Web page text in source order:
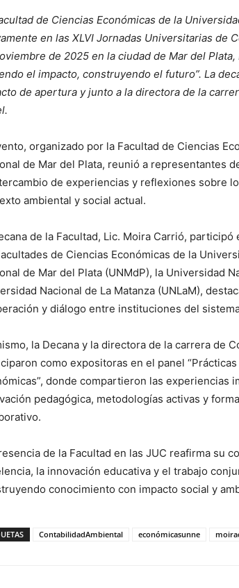
de Ciencias Económicas de la
en las XLVI Jornadas Universitarias de
de 2025 en la ciudad de Mar del
el impacto, construyendo el futuro”. La
de apertura y junto a la directora de la
organizado por la Facultad de Ciencias
de Mar del Plata, reunió a representantes
de experiencias y reflexiones sobre
ambiental y social actual.
de la Facultad, Lic. Moira Carrió,
de Ciencias Económicas de la
de Mar del Plata (UNMdP), la Universidad
Nacional de La Matanza (UNLaM),
y diálogo entre instituciones del
la Decana y la directora de la carrera de
como expositoras en el panel
donde compartieron las experiencias
pedagógica, metodologías activas y
de la Facultad en las JUC reafirma su
la innovación educativa y el trabajo
conocimiento con impacto social y
ContabilidadAmbiental económicasunne